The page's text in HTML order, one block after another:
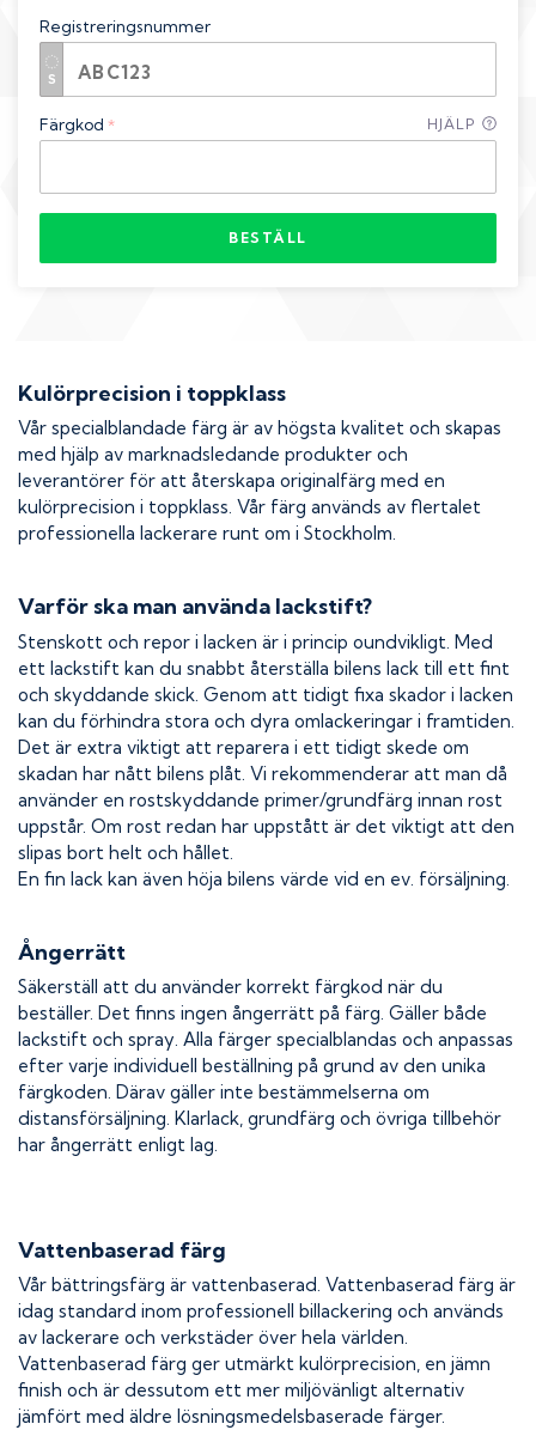
Registreringsnummer
Färgkod * HJÄLP
BESTÄLL
Kulörprecision i toppklass
Vår specialblandade färg är av högsta kvalitet och skapas
med hjälp av marknadsledande produkter och
leverantörer för att återskapa originalfärg med en
kulörprecision i toppklass. Vår färg används av flertalet
professionella lackerare runt om i Stockholm.
Varför ska man använda lackstift?
Stenskott och repor i lacken är i princip oundvikligt. Med
ett lackstift kan du snabbt återställa bilens lack till ett fint
och skyddande skick. Genom att tidigt fixa skador i lacken
kan du förhindra stora och dyra omlackeringar i framtiden.
Det är extra viktigt att reparera i ett tidigt skede om
skadan har nått bilens plåt. Vi rekommenderar att man då
använder en rostskyddande primer/grundfärg innan rost
uppstår. Om rost redan har uppstått är det viktigt att den
slipas bort helt och hållet.
En fin lack kan även höja bilens värde vid en ev. försäljning.
Ångerrätt
Säkerställ att du använder korrekt färgkod när du
beställer. Det finns ingen ångerrätt på färg. Gäller både
lackstift och spray. Alla färger specialblandas och anpassas
efter varje individuell beställning på grund av den unika
färgkoden. Därav gäller inte bestämmelserna om
distansförsäljning. Klarlack, grundfärg och övriga tillbehör
har ångerrätt enligt lag.
Vattenbaserad färg
Vår bättringsfärg är vattenbaserad. Vattenbaserad färg är
idag standard inom professionell billackering och används
av lackerare och verkstäder över hela världen.
Vattenbaserad färg ger utmärkt kulörprecision, en jämn
finish och är dessutom ett mer miljövänligt alternativ
jämfört med äldre lösningsmedelsbaserade färger.